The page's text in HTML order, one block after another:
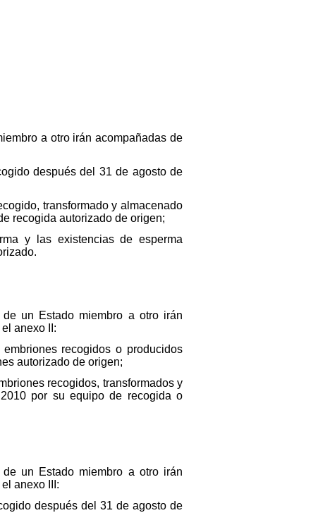
a otro irán acompañadas de
después del 31 de agosto de
transformado y almacenado
recogida autorizado de origen;
y las existencias de esperma
un Estado miembro a otro irán
anexo II:
recogidos o producidos
autorizado de origen;
recogidos, transformados y
por su equipo de recogida o
un Estado miembro a otro irán
anexo III:
después del 31 de agosto de